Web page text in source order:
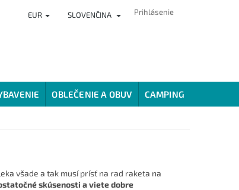
PREDAJŇA HODNOTENIE OBCHODU
EUR SLOVENČINA Prihlásenie
OBLEČENIE A OBUV CAMPING
všade a tak musí prísť na rad raketa na
skúsenosti a viete dobre